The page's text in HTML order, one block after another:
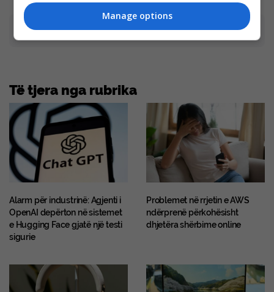
Advertisement
Të tjera nga rubrika
Alarm për industrinë: Agjenti i
OpenAI depërton në sistemet
e Hugging Face gjatë një testi
sigurie
Problemet në rrjetin e AWS
ndërprenë përkohësisht
dhjetëra shërbime online
Manage options